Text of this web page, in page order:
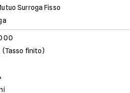
Surroga Fisso
(Tasso finito)